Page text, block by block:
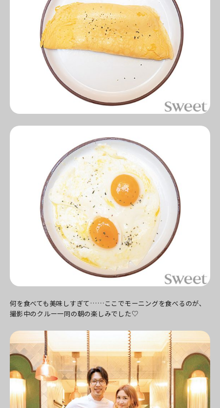
何を食べても美味しすぎて……ここでモーニングを食べるのが、
撮影中のクルー一同の朝の楽しみでした♡